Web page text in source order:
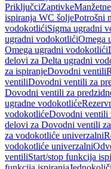
PriključciZaptivkeManžetne
ispiranja WC šoljePotrošni
vodokotlićiSigma ugradni
ugradni vodokotlićiOmega
Omega ugradni vodokotlići
delovi za Delta ugradni
za ispiranjeDovodni ventili
ventiliDovodni ventili za
Dovodni ventili za
ugradne vodokotliće
vodokotlićeDovodni ventili
delovi za Dovodni ventili
za vodokotliće univerzalni
vodokotliće univerzalni
ventiliStart/stop funkcija